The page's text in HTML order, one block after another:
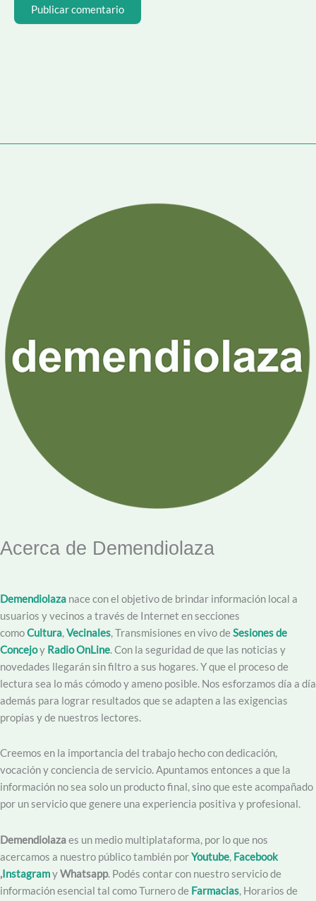
Acerca de Demendiolaza
Demendiolaza nace con el objetivo de brindar información local a
usuarios y vecinos a través de Internet en secciones
comoCultura,Vecinales, Transmisiones en vivo deSesiones de
Concejoy Radio OnLine. Con la seguridad de que las noticias y
novedades llegarán sin filtro a sus hogares. Y que el proceso de
lectura sea lo más cómodo y ameno posible. Nos esforzamos día a día
además para lograr resultados que se adapten a las exigencias
propias y de nuestros lectores.
Creemos en la importancia del trabajo hecho con dedicación,
vocación y conciencia de servicio. Apuntamos entonces a que la
información no sea solo un producto final, sino que este acompañado
por un servicio que genere una experiencia positiva y profesional.
Demendiolazaes un medio multiplataforma, por lo que nos
acercamos a nuestro público también porYoutube Facebook
,InstagramyWhatsapp. Podés contar con nuestro servicio de
información esencial tal como Turnero de Farmacias , Horarios de